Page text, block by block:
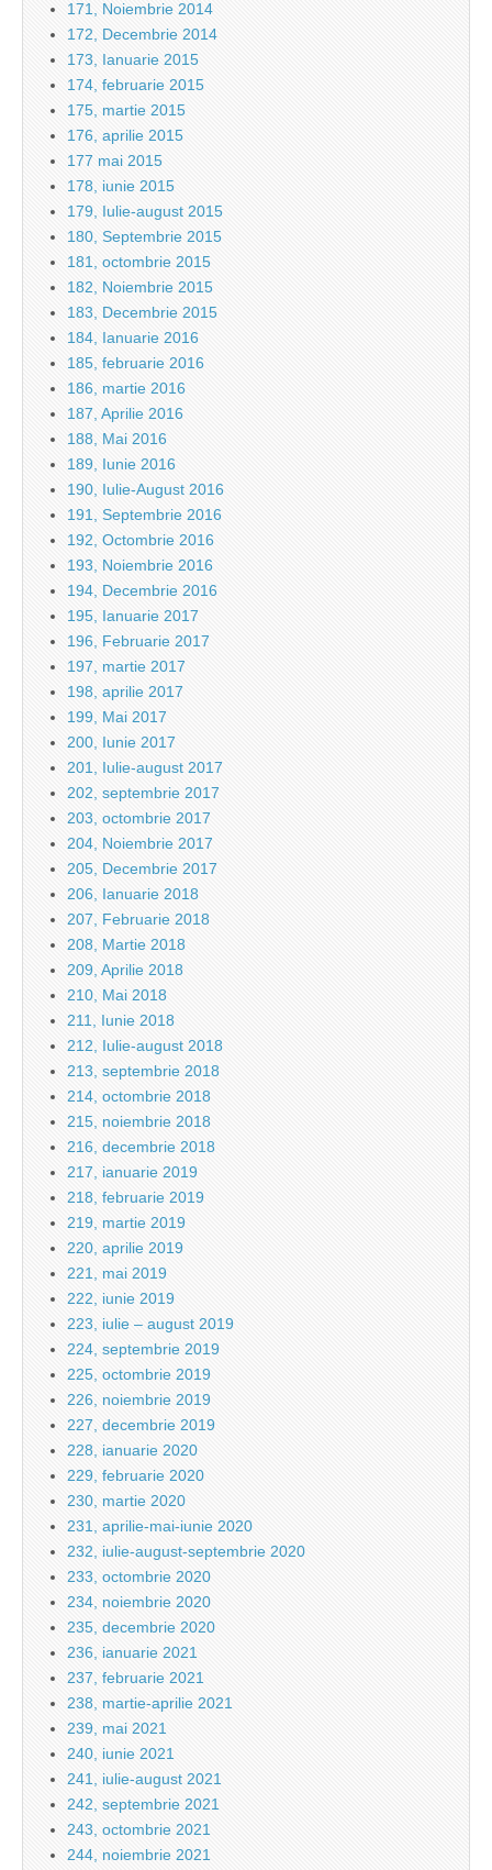
171, Noiembrie 2014
172, Decembrie 2014
173, Ianuarie 2015
174, februarie 2015
175, martie 2015
176, aprilie 2015
177 mai 2015
178, iunie 2015
179, Iulie-august 2015
180, Septembrie 2015
181, octombrie 2015
182, Noiembrie 2015
183, Decembrie 2015
184, Ianuarie 2016
185, februarie 2016
186, martie 2016
187, Aprilie 2016
188, Mai 2016
189, Iunie 2016
190, Iulie-August 2016
191, Septembrie 2016
192, Octombrie 2016
193, Noiembrie 2016
194, Decembrie 2016
195, Ianuarie 2017
196, Februarie 2017
197, martie 2017
198, aprilie 2017
199, Mai 2017
200, Iunie 2017
201, Iulie-august 2017
202, septembrie 2017
203, octombrie 2017
204, Noiembrie 2017
205, Decembrie 2017
206, Ianuarie 2018
207, Februarie 2018
208, Martie 2018
209, Aprilie 2018
210, Mai 2018
211, Iunie 2018
212, Iulie-august 2018
213, septembrie 2018
214, octombrie 2018
215, noiembrie 2018
216, decembrie 2018
217, ianuarie 2019
218, februarie 2019
219, martie 2019
220, aprilie 2019
221, mai 2019
222, iunie 2019
223, iulie – august 2019
224, septembrie 2019
225, octombrie 2019
226, noiembrie 2019
227, decembrie 2019
228, ianuarie 2020
229, februarie 2020
230, martie 2020
231, aprilie-mai-iunie 2020
232, iulie-august-septembrie 2020
233, octombrie 2020
234, noiembrie 2020
235, decembrie 2020
236, ianuarie 2021
237, februarie 2021
238, martie-aprilie 2021
239, mai 2021
240, iunie 2021
241, iulie-august 2021
242, septembrie 2021
243, octombrie 2021
244, noiembrie 2021